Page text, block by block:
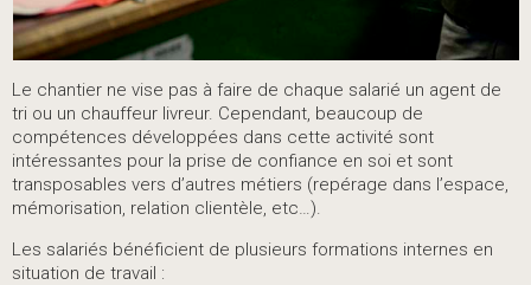
Le chantier ne vise pas à faire de chaque salarié un agent de
tri ou un chauffeur livreur. Cependant, beaucoup de
compétences développées dans cette activité sont
intéressantes pour la prise de confiance en soi et sont
transposables vers d’autres métiers (repérage dans l’espace,
mémorisation, relation clientèle, etc…).
Les salariés bénéficient de plusieurs formations internes en
situation de travail :